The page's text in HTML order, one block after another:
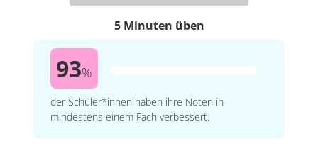
5 Minuten üben
93%
der Schüler*innen haben ihre Noten in
mindestens einem Fach verbessert.